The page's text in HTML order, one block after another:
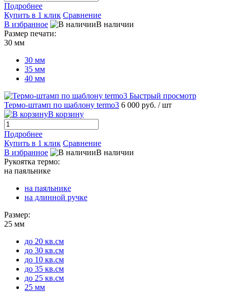
Подробнее
Купить в 1 клик Сравнение
В избранное
В наличии
Размер печати:
30 мм
30 мм
35 мм
40 мм
Быстрый просмотр
Термо-штамп по шаблону termo3 6 000 руб. / шт
В корзину
Подробнее
Купить в 1 клик Сравнение
В избранное
В наличии
Рукоятка термо:
на паяльнике
на паяльнике
на длинной ручке
Размер:
25 мм
до 20 кв.см
до 30 кв.см
до 10 кв.см
до 35 кв.см
до 25 кв.см
25 мм